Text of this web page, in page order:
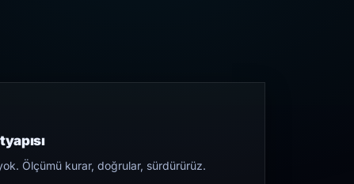
Ölçümü kurar, doğrular, sürdürürüz.